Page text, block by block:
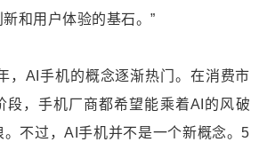
和用户体验的基石。”
，AI手机的概念逐渐热门。在消费市
段，手机厂商都希望能乘着AI的风破
。不过，AI手机并不是一个新概念。5